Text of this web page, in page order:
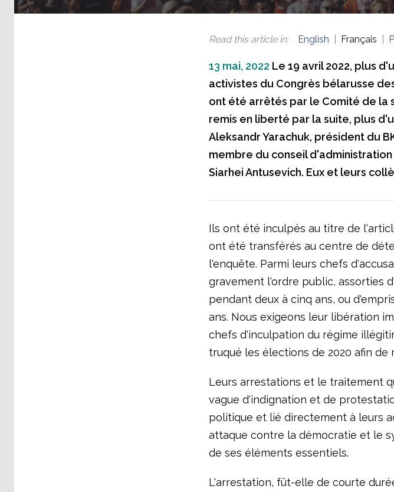
Read this article in: English Français
13 mai, 2022 Le 19 avril 2022, plus
activistes du Congrès bélarusse
ont été arrêtés par le Comité de la
remis en liberté par la suite, plus
Aleksandr Yarachuk, président du
membre du conseil
Siarhei Antusevich. Eux et leurs
Ils ont été inculpés au titre de
ont été transférés au centre de
l'enquête. Parmi leurs chefs
gravement l'ordre public, assorties
pendant deux à cinq ans, ou
ans. Nous exigeons leur libération
chefs d'inculpation du régime
truqué les élections de 2020 afin de
Leurs arrestations et le traitement
vague d'indignation et de
politique et lié directement à leurs
attaque contre la démocratie et le
de ses éléments essentiels.
L'arrestation, fût-elle de courte